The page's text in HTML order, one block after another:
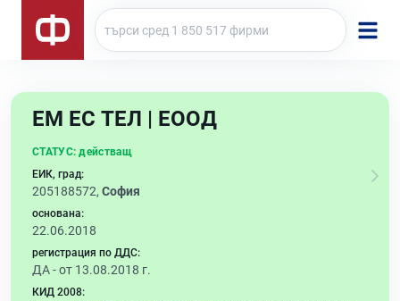
ЕМ ЕС ТЕЛ | ЕООД
СТАТУС: действащ
ЕИК, град:
205188572, София
основана:
22.06.2018
регистрация по ДДС:
ДА - от 13.08.2018 г.
КИД 2008: